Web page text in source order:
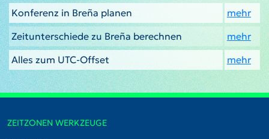
Konferenz in Breña planen
mehr
Zeitunterschiede zu Breña berechnen
mehr
Alles zum UTC-Offset
mehr
ZEITZONEN WERKZEUGE